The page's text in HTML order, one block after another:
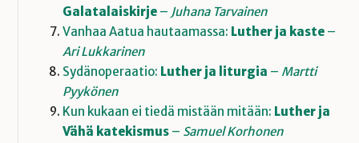
Galatalaiskirje – Juhana Tarvainen
Vanhaa Aatua hautaamassa: Luther ja kaste –
Ari Lukkarinen
Sydänoperaatio: Luther ja liturgia – Martti
Pyykönen
Kun kukaan ei tiedä mistään mitään: Luther ja
Vähä katekismus – Samuel Korhonen